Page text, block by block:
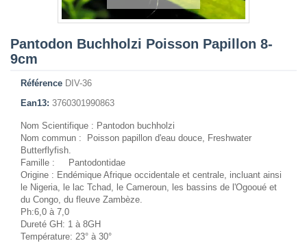
Pantodon Buchholzi Poisson Papillon 8-
9cm
Référence DIV-36
Ean13: 3760301990863
Nom Scientifique : Pantodon buchholzi
Nom commun : Poisson papillon d'eau douce, Freshwater
Butterflyfish.
Famille : Pantodontidae
Origine : Endémique Afrique occidentale et centrale, incluant ainsi
le Nigeria, le lac Tchad, le Cameroun, les bassins de l'Ogooué et
du Congo, du fleuve Zambèze.
Ph:6,0 à 7,0
Dureté GH: 1 à 8GH
Température: 23° à 30°